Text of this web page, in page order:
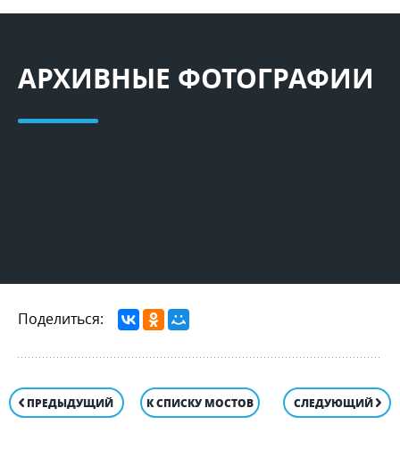
АРХИВНЫЕ ФОТОГРАФИИ
Поделиться:
ПРЕДЫДУЩИЙ К СПИСКУ МОСТОВ СЛЕДУЮЩИЙ